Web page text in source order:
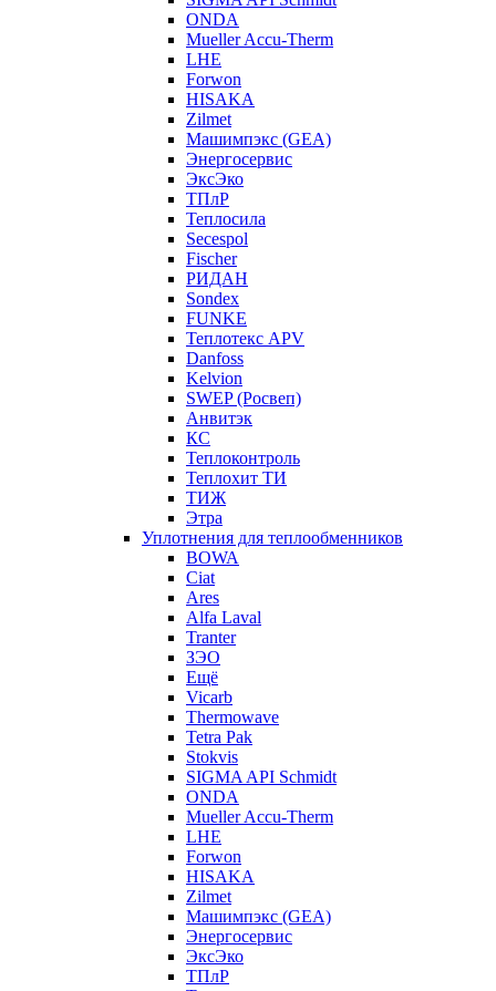
ONDA
Mueller Accu-Therm
LHE
Forwon
HISAKA
Zilmet
Машимпэкс (GEA)
Энергосервис
ЭксЭко
ТПлР
Теплосила
Secespol
Fischer
РИДАН
Sondex
FUNKE
Теплотекс APV
Danfoss
Kelvion
SWEP (Росвеп)
Анвитэк
КС
Теплоконтроль
Теплохит ТИ
ТИЖ
Этра
Уплотнения для теплообменников
BOWA
Ciat
Ares
Alfa Laval
Tranter
ЗЭО
Ещё
Vicarb
Thermowave
Tetra Pak
Stokvis
SIGMA API Schmidt
ONDA
Mueller Accu-Therm
LHE
Forwon
HISAKA
Zilmet
Машимпэкс (GEA)
Энергосервис
ЭксЭко
ТПлР